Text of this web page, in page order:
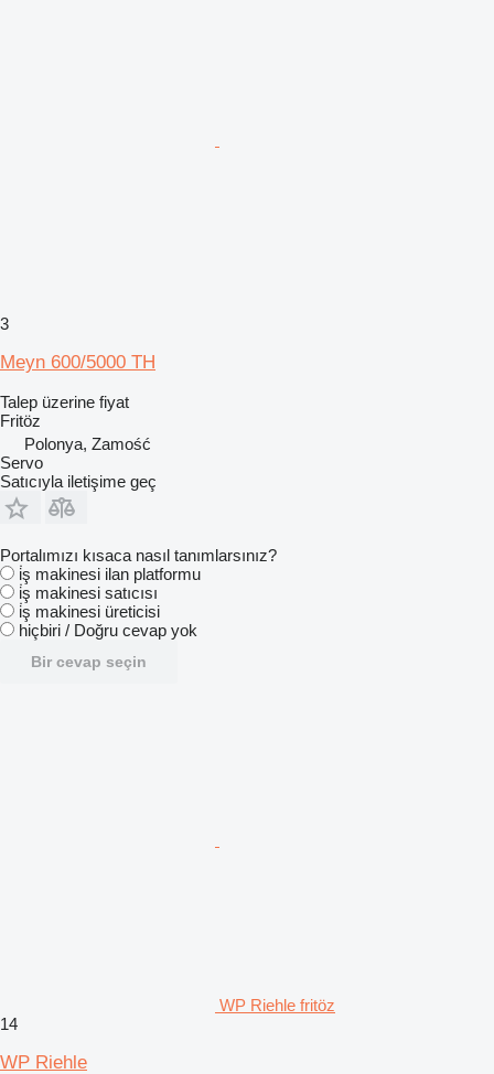
3
Meyn 600/5000 TH
Talep üzerine fiyat
Fritöz
Polonya, Zamość
Servo
Satıcıyla iletişime geç
Portalımızı kısaca nasıl tanımlarsınız?
i̇ş makinesi ilan platformu
i̇ş makinesi satıcısı
i̇ş makinesi üreticisi
hiçbiri / Doğru cevap yok
Bir cevap seçin
WP Riehle fritöz
14
WP Riehle